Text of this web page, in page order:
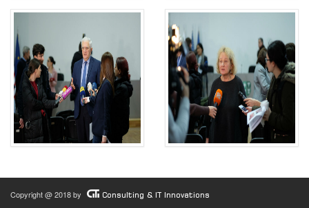
Copyright @ 2018 by Consulting & IT Innovations